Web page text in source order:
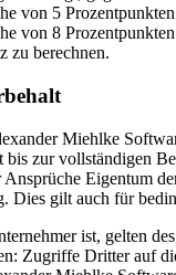
von 5
von 8
zu berechnen.
Miehlke
bis zur vollständigen
Ansprüche Eigentum
Dies gilt auch für
ist, gelten
Zugriffe Dritter auf